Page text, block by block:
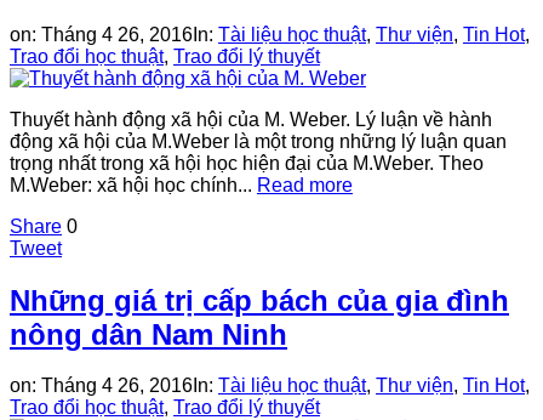
on: Tháng 4 26, 2016 In: Tài liệu học thuật, Thư viện, Tin Hot,
Trao đổi học thuật, Trao đổi lý thuyết
Thuyết hành động xã hội của M. Weber. Lý luận về hành
động xã hội của M.Weber là một trong những lý luận quan
trọng nhất trong xã hội học hiện đại của M.Weber. Theo
M.Weber: xã hội học chính... Read more
Share 0
Tweet
Những giá trị cấp bách của gia đình
nông dân Nam Ninh
on: Tháng 4 26, 2016 In: Tài liệu học thuật, Thư viện, Tin Hot,
Trao đổi học thuật, Trao đổi lý thuyết